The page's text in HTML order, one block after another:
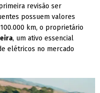
revisão ser
possuem valores
km, o proprietário
, um ativo essencial
elétricos no mercado